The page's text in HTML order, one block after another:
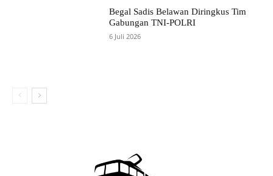
Begal Sadis Belawan Diringkus Tim
Gabungan TNI-POLRI
6 Juli 2026